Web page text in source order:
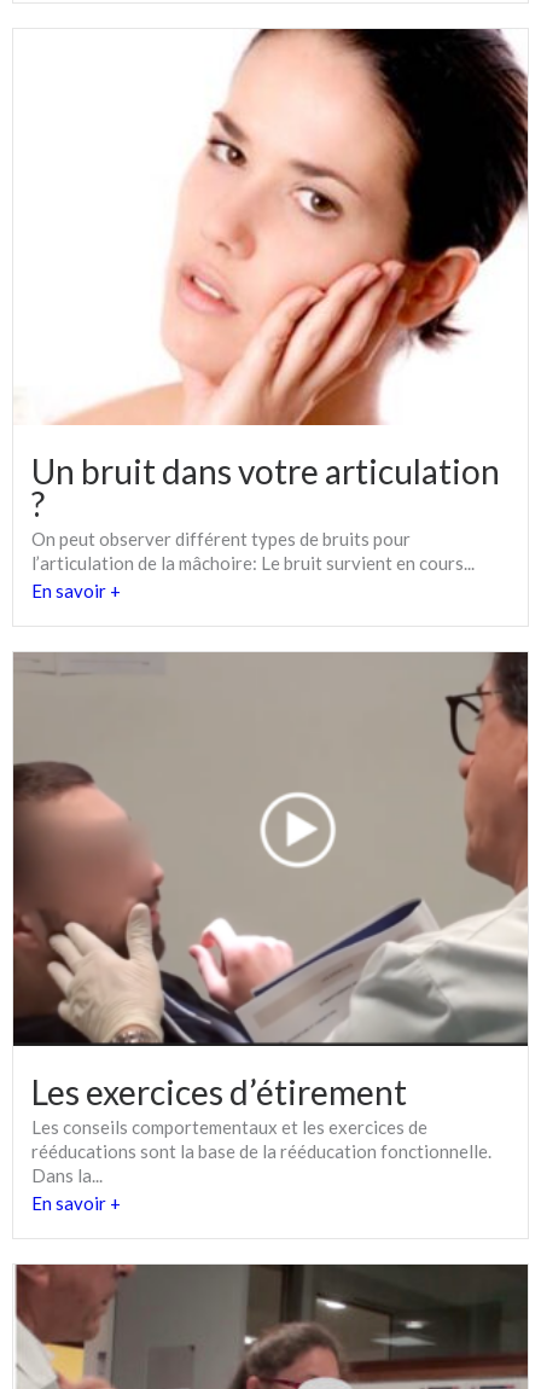
Un bruit dans votre articulation
?
On peut observer différent types de bruits pour
l’articulation de la mâchoire: Le bruit survient en cours...
En savoir +
Les exercices d’étirement
Les conseils comportementaux et les exercices de
rééducations sont la base de la rééducation fonctionnelle.
Dans la...
En savoir +